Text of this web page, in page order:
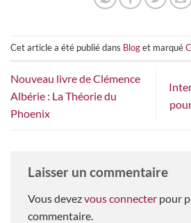
Cet article a été publié dans Bloget marqué
Nouveau livre de Clémence
Albérie : La Théorie du
Phoenix
Laisser un commentaire
Vous devezvous connecter pour
commentaire.